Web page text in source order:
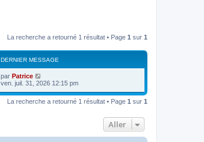
La recherche a retourné 1 résultat • Page 1 sur 1
DERNIER MESSAGE
par Patrice
ven. juil. 31, 2026 12:15 pm
La recherche a retourné 1 résultat • Page 1 sur 1
Aller